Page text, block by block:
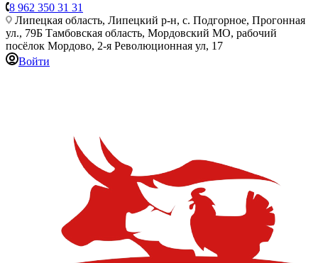
8 962 350 31 31
Липецкая область, Липецкий р-н, с. Подгорное, Прогонная
ул., 79Б Тамбовская область, Мордовский МО, рабочий
посёлок Мордово, 2-я Революционная ул, 17
Войти